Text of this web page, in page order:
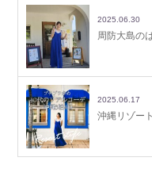
2025.06.30
周防大島の
2025.06.17
沖縄リゾー